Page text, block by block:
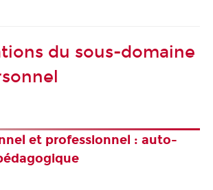
du sous-domaine
et professionnel : auto-